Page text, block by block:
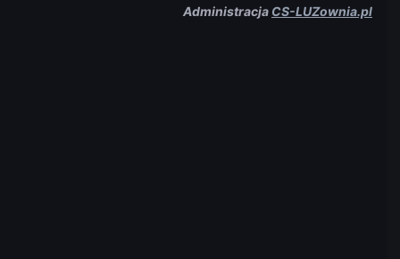
Administracja CS-LUZownia.pl